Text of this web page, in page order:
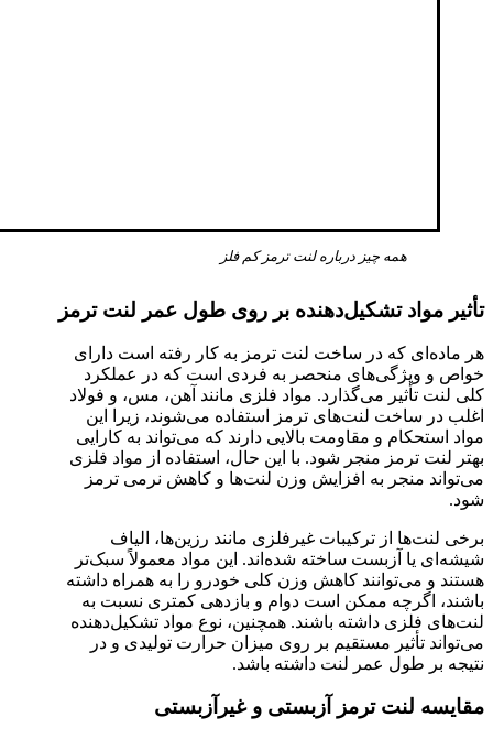
همه چیز درباره لنت ترمز کم فلز
تأثیر مواد تشکیل‌دهنده بر روی طول عمر لنت ترمز
هر ماده‌ای که در ساخت لنت ترمز به کار رفته است دارای
خواص و ویژگی‌های منحصر به فردی است که در عملکرد
کلی لنت تأثیر می‌گذارد. مواد فلزی مانند آهن، مس، و فولاد
اغلب در ساخت لنت‌های ترمز استفاده می‌شوند، زیرا این
مواد استحکام و مقاومت بالایی دارند که می‌تواند به کارایی
بهتر لنت ترمز منجر شود. با این حال، استفاده از مواد فلزی
می‌تواند منجر به افزایش وزن لنت‌ها و کاهش نرمی ترمز
شود.
برخی لنت‌ها از ترکیبات غیرفلزی مانند رزین‌ها، الیاف
شیشه‌ای یا آزبست ساخته شده‌اند. این مواد معمولاً سبک‌تر
هستند و می‌توانند کاهش وزن کلی خودرو را به همراه داشته
باشند، اگرچه ممکن است دوام و بازدهی کمتری نسبت به
لنت‌های فلزی داشته باشند. همچنین، نوع مواد تشکیل‌دهنده
می‌تواند تأثیر مستقیم بر روی میزان حرارت تولیدی و در
نتیجه بر طول عمر لنت داشته باشد.
مقایسه لنت ترمز آزبستی و غیرآزبستی